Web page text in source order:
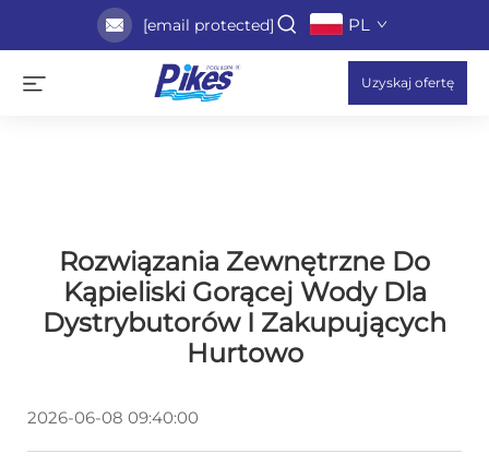
[email protected] PL
Uzyskaj ofertę
Rozwiązania Zewnętrzne Do
Kąpieliski Gorącej Wody Dla
Dystrybutorów I Zakupujących
Hurtowo
2026-06-08 09:40:00